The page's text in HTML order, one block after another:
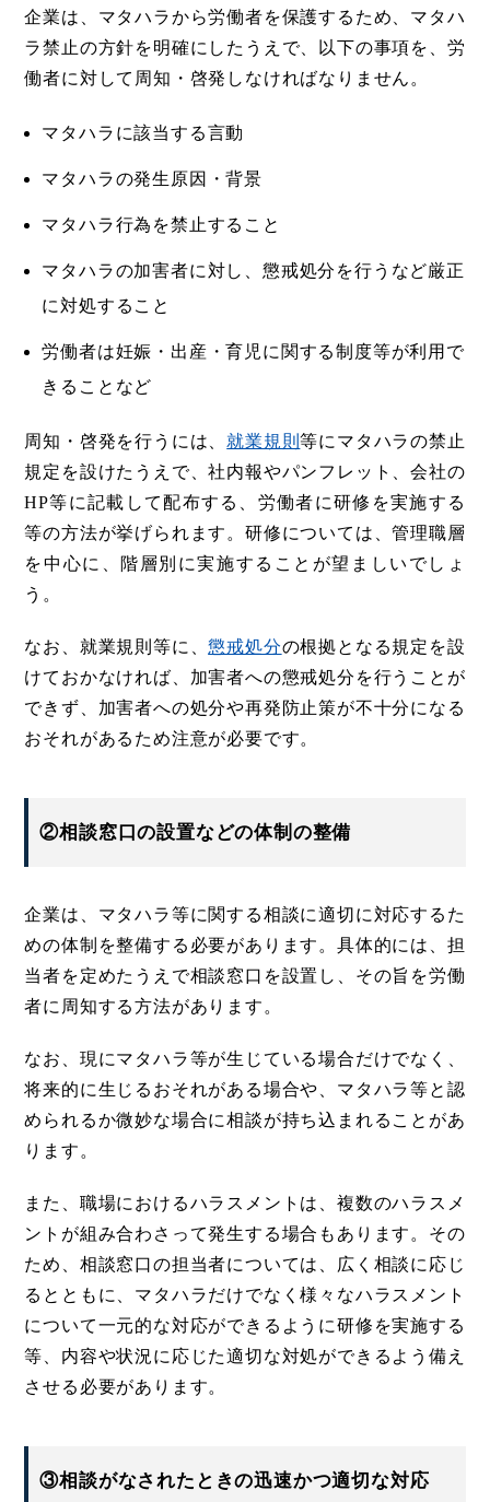
企業は、マタハラから労働者を保護するため、マタハ
ラ禁止の方針を明確にしたうえで、以下の事項を、労
働者に対して周知・啓発しなければなりません。
マタハラに該当する言動
マタハラの発生原因・背景
マタハラ行為を禁止すること
マタハラの加害者に対し、懲戒処分を行うなど厳正
に対処すること
労働者は妊娠・出産・育児に関する制度等が利用で
きることなど
周知・啓発を行うには、 就業規則等にマタハラの禁止
規定を設けたうえで、社内報やパンフレット、会社の
HP等に記載して配布する、労働者に研修を実施する
等の方法が挙げられます。研修については、管理職層
を中心に、階層別に実施することが望ましいでしょ
う。
なお、就業規則等に、懲戒処分の根拠となる規定を設
けておかなければ、加害者への懲戒処分を行うことが
できず、加害者への処分や再発防止策が不十分になる
おそれがあるため注意が必要です。
②相談窓口の設置などの体制の整備
企業は、マタハラ等に関する相談に適切に対応するた
めの体制を整備する必要があります。具体的には、担
当者を定めたうえで相談窓口を設置し、その旨を労働
者に周知する方法があります。
なお、現にマタハラ等が生じている場合だけでなく、
将来的に生じるおそれがある場合や、マタハラ等と認
められるか微妙な場合に相談が持ち込まれることがあ
ります。
また、職場におけるハラスメントは、複数のハラスメ
ントが組み合わさって発生する場合もあります。その
ため、相談窓口の担当者については、広く相談に応じ
るとともに、マタハラだけでなく様々なハラスメント
について一元的な対応ができるように研修を実施する
等、内容や状況に応じた適切な対処ができるよう備え
させる必要があります。
③相談がなされたときの迅速かつ適切な対応